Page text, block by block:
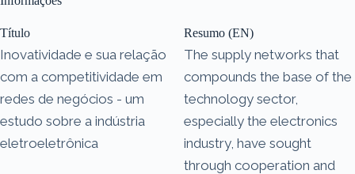
Título
Inovatividade e sua relação
com a competitividade em
redes de negócios - um
estudo sobre a indústria
eletroeletrônica
Resumo (EN)
The supply networks that
compounds the base of the
technology sector,
especially the electronics
industry, have sought
through cooperation and